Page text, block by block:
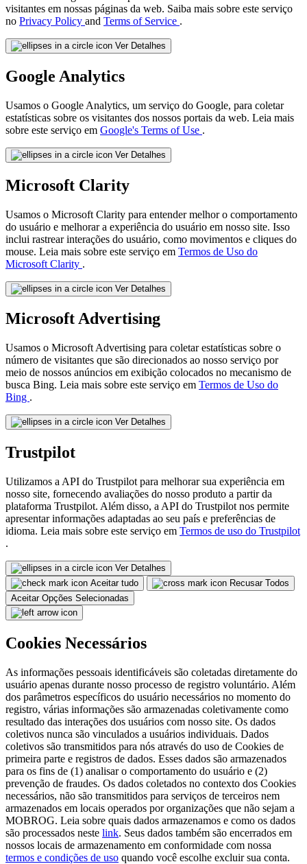
visitantes em nossas páginas da web. Saiba mais sobre este serviço
no Privacy Policy and Terms of Service .
Ver Detalhes
Google Analytics
Usamos o Google Analytics, um serviço do Google, para coletar
estatísticas sobre os visitantes dos nossos portais da web. Leia mais
sobre este serviço em Google's Terms of Use .
Ver Detalhes
Microsoft Clarity
Usamos o Microsoft Clarity para entender melhor o comportamento
do usuário e melhorar a experiência do usuário em nosso site. Isso
inclui rastrear interações do usuário, como movimentos e cliques do
mouse. Leia mais sobre este serviço em Termos de Uso do
Microsoft Clarity .
Ver Detalhes
Microsoft Advertising
Usamos o Microsoft Advertising para coletar estatísticas sobre o
número de visitantes que são direcionados ao nosso serviço por
meio de nossos anúncios em exibição colocados no mecanismo de
busca Bing. Leia mais sobre este serviço em Termos de Uso do
Bing .
Ver Detalhes
Trustpilot
Utilizamos a API do Trustpilot para melhorar sua experiência em
nosso site, fornecendo avaliações do nosso produto a partir da
plataforma Trustpilot. Além disso, a API do Trustpilot nos permite
apresentar informações adaptadas ao seu país e preferências de
idioma. Leia mais sobre este serviço em Termos de uso do Trustpilot
.
Ver Detalhes
Aceitar tudo
Recusar Todos
Aceitar Opções Selecionadas
Cookies Necessários
As informações pessoais identificáveis são coletadas diretamente do
usuário apenas durante nosso processo de registro voluntário. Além
dos parâmetros específicos do usuário necessários no momento do
registro, várias informações são armazenadas coletivamente como
resultado das interações dos usuários com nosso site. Os dados
coletivos nunca são vinculados a usuários individuais. Dados
coletivos são transmitidos para nós através do uso de Cookies de
primeira parte e registros de dados. Esses dados são armazenados
para os fins de (1) analisar o comportamento do usuário e (2)
prevenção de fraudes. Os dados coletados no contexto dos Cookies
necessários, não são transmitidos para serviços de terceiros nem
armazenados em locais operados por organizações que não sejam a
MOBROG. Leia sobre quais dados armazenamos e como os dados
são processados neste link. Seus dados também são encerrados em
nossos locais de armazenamento em conformidade com nossa
termos e condições de uso quando você escolhe excluir sua conta.